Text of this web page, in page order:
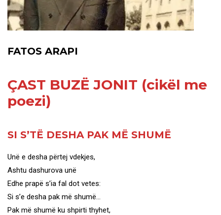
FATOS ARAPI
ÇAST BUZË JONIT (cikël me
poezi)
SI S’TË DESHA PAK MË SHUMË
Unë e desha përtej vdekjes,
Ashtu dashurova unë
Edhe prapë s’ia fal dot vetes:
Si s’e desha pak më shumë…
Pak më shumë ku shpirti thyhet,